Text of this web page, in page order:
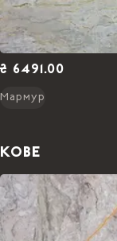
₴ 6491.00
Мармур
KOBE